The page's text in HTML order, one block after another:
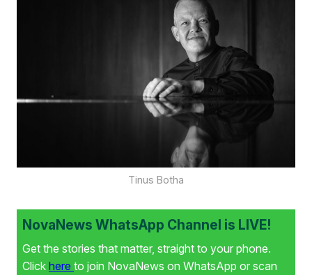
Tinus Botha
NovaNews WhatsApp Channel is LIVE!
Get the stories that matter, straight to your phone.
Click here to join NovaNews on WhatsApp or scan